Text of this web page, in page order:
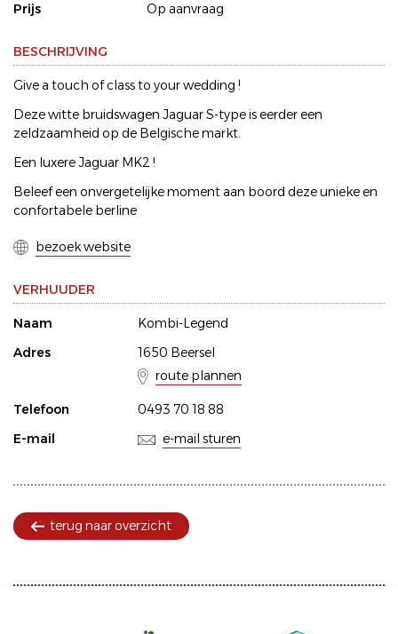
Prijs
Op aanvraag
BESCHRIJVING
Give a touch of class to your wedding !
Deze witte bruidswagen Jaguar S-type is eerder een
zeldzaamheid op de Belgische markt.
Een luxere Jaguar MK2 !
Beleef een onvergetelijke moment aan boord deze unieke en
confortabele berline
bezoek website
VERHUUDER
Naam
Kombi-Legend
Adres
1650 Beersel
route plannen
Telefoon
0493 70 18 88
E-mail
e-mail sturen
terug naar overzicht